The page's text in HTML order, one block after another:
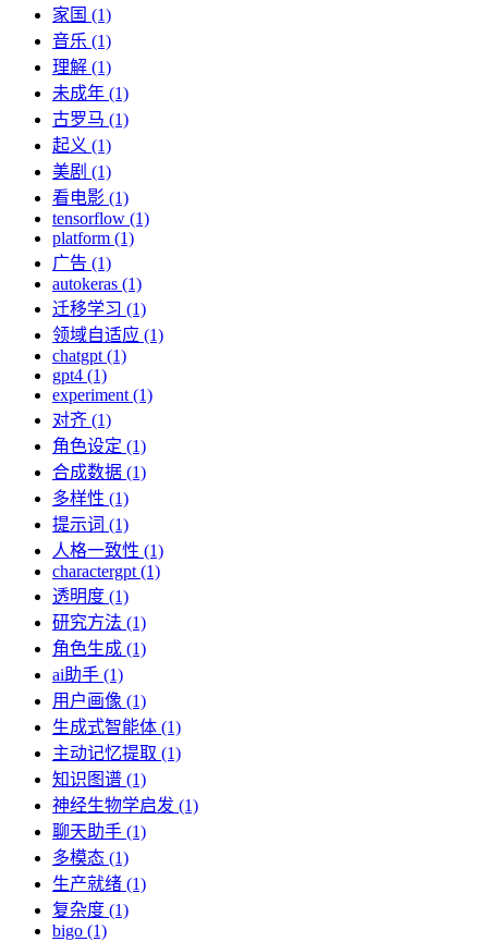
家国 (1)
音乐 (1)
理解 (1)
未成年 (1)
古罗马 (1)
起义 (1)
美剧 (1)
看电影 (1)
tensorflow (1)
platform (1)
广告 (1)
autokeras (1)
迁移学习 (1)
领域自适应 (1)
chatgpt (1)
gpt4 (1)
experiment (1)
对齐 (1)
角色设定 (1)
合成数据 (1)
多样性 (1)
提示词 (1)
人格一致性 (1)
charactergpt (1)
透明度 (1)
研究方法 (1)
角色生成 (1)
ai助手 (1)
用户画像 (1)
生成式智能体 (1)
主动记忆提取 (1)
知识图谱 (1)
神经生物学启发 (1)
聊天助手 (1)
多模态 (1)
生产就绪 (1)
复杂度 (1)
bigo (1)